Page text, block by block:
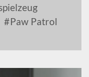
Paw Patrol